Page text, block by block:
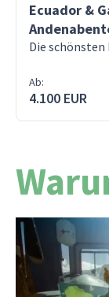
Ecuador &
Die
Ab:
4.100 EUR
Weil wir seit
als
Reisen